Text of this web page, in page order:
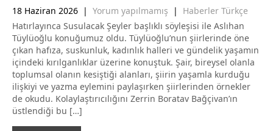
18 Haziran 2026 | Yorum yapılmamış | Haberler Türkçe
Hatırlayınca Susulacak Şeyler başlıklı söyleşisi ile Aslıhan
Tüylüoğlu konuğumuz oldu. Tüylüoğlu’nun şiirlerinde öne
çıkan hafıza, suskunluk, kadınlık halleri ve gündelik yaşamın
içindeki kırılganlıklar üzerine konuştuk. Şair, bireysel olanla
toplumsal olanın kesiştiği alanları, şiirin yaşamla kurduğu
ilişkiyi ve yazma eylemini paylaşırken şiirlerinden örnekler
de okudu. Kolaylaştırıcılığını Zerrin Boratav Bağçivan’ın
üstlendiği bu […]